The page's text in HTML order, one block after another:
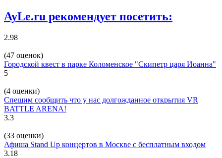
AyLe.ru рекомендует посетить:
2.98
(47 оценок)
Городской квест в парке Коломенское "Скипетр царя Иоанна"
5
(4 оценки)
Спешим сообщить что у нас долгожданное открытия VR
BATTLE ARENA!
3.3
(33 оценки)
Афиша Stand Up концертов в Москве с бесплатным входом
3.18